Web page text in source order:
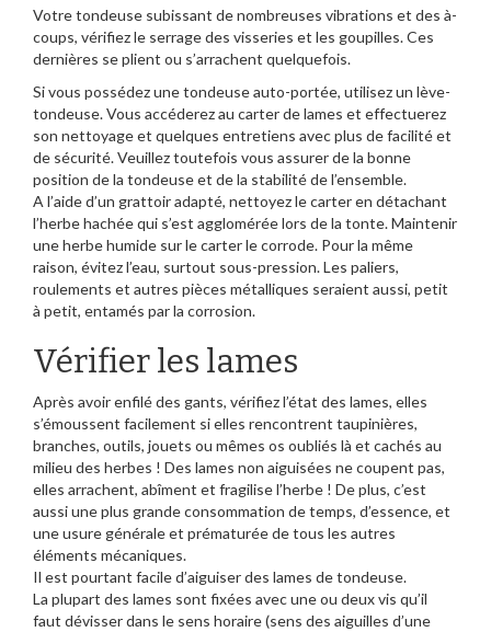
Votre tondeuse subissant de nombreuses vibrations et des à-
coups, vérifiez le serrage des visseries et les goupilles. Ces
dernières se plient ou s’arrachent quelquefois.
Si vous possédez une tondeuse auto-portée, utilisez un lève-
tondeuse. Vous accéderez au carter de lames et effectuerez
son nettoyage et quelques entretiens avec plus de facilité et
de sécurité. Veuillez toutefois vous assurer de la bonne
position de la tondeuse et de la stabilité de l’ensemble.
A l’aide d’un grattoir adapté, nettoyez le carter en détachant
l’herbe hachée qui s’est agglomérée lors de la tonte. Maintenir
une herbe humide sur le carter le corrode. Pour la même
raison, évitez l’eau, surtout sous-pression. Les paliers,
roulements et autres pièces métalliques seraient aussi, petit
à petit, entamés par la corrosion.
Vérifier les lames
Après avoir enfilé des gants, vérifiez l’état des lames, elles
s’émoussent facilement si elles rencontrent taupinières,
branches, outils, jouets ou mêmes os oubliés là et cachés au
milieu des herbes ! Des lames non aiguisées ne coupent pas,
elles arrachent, abîment et fragilise l’herbe ! De plus, c’est
aussi une plus grande consommation de temps, d’essence, et
une usure générale et prématurée de tous les autres
éléments mécaniques.
Il est pourtant facile d’aiguiser des lames de tondeuse.
La plupart des lames sont fixées avec une ou deux vis qu’il
faut dévisser dans le sens horaire (sens des aiguilles d’une